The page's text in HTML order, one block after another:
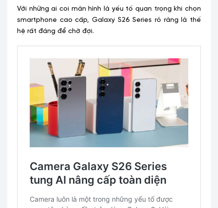
Với những ai coi màn hình là yếu tố quan trọng khi chọn
smartphone cao cấp, Galaxy S26 Series rõ ràng là thế
hệ rất đáng để chờ đợi.